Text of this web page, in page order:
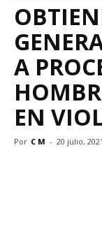
A
EN
Por C M - 20 julio, 2021